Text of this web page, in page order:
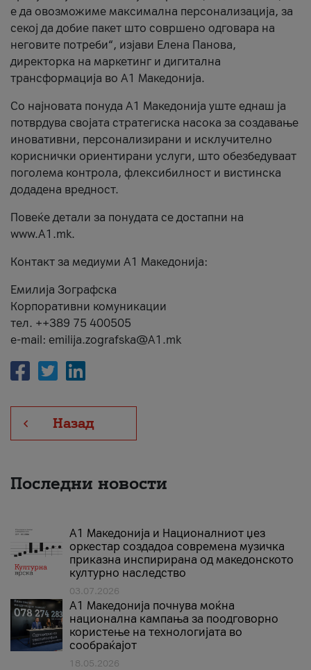
е да овозможиме максимална персонализација, за
секој да добие пакет што совршено одговара на
неговите потреби“, изјави Елена Панова,
директорка на маркетинг и дигитална
трансформација во А1 Македонија.
Со најновата понуда А1 Македонија уште еднаш ја
потврдува својата стратегиска насока за создавање
иновативни, персонализирани и исклучително
кориснички ориентирани услуги, што обезбедуваат
поголема контрола, флексибилност и вистинска
додадена вредност.
Повеќе детали за понудата се достапни на
www.А1.mk.
Контакт за медиуми А1 Македонија:
Емилија Зографска
Корпоративни комуникации
тел. ++389 75 400505
e-mail: emilija.zografska@A1.mk
Назад
Последни новости
А1 Македонија и Националниот џез
оркестар создадоа современа музичка
приказна инспирирана од македонското
културно наследство
03.07.2026
A1 Македонија почнува моќна
национална кампања за поодговорно
користење на технологијата во
сообраќајот
18.05.2026